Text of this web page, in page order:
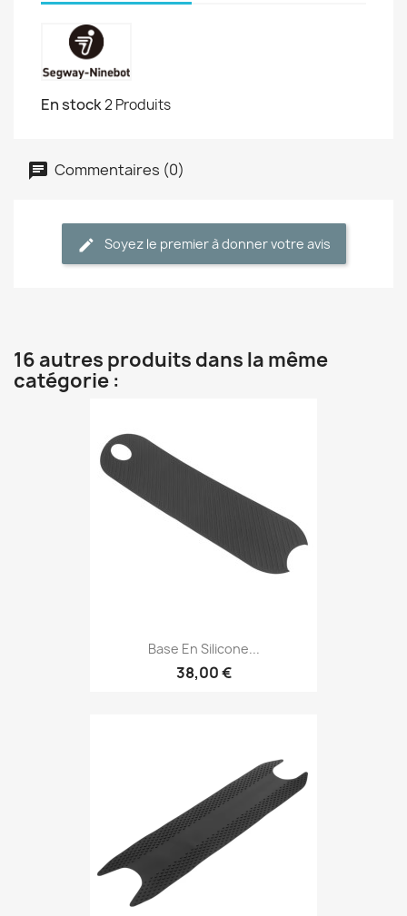
En stock2 Produits
Commentaires (0)
Soyez le premier à donner votre avis
16 autres produits dans la même
catégorie :
Base En Silicone...
38,00 €